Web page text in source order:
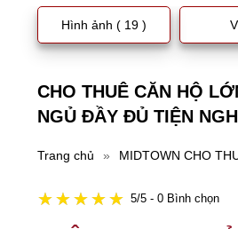
Hình ảnh ( 19 )
CHO THUÊ CĂN HỘ
NGỦ ĐẦY ĐỦ TIỆN
Trang chủ » MIDTOWN CHO
5/5 - 0 Bình chọn